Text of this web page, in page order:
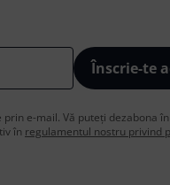
Înscrie-te
e-mail. Vă puteți dezabona
în regulamentul nostru privind